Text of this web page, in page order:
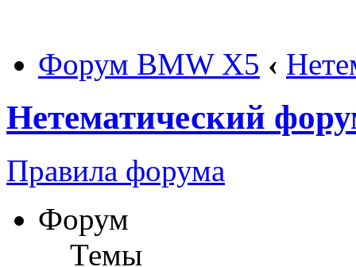
Форум BMW X5 ‹
Нетематический
Правила форума
Форум
Темы